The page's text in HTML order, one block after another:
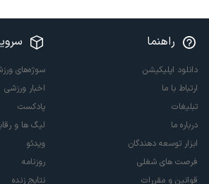
راهنما
دانلود اپلیکیشن
ارتباط با ما
تبلیغات
درباره ما
ابزار توسعه دهندگان
فرصت های شغلی
قوانین و مقررات
سوژه‌های
اخبار ورزشی
پادکست
لیگ ها و
ویدئو
روزنامه
نتایج زنده